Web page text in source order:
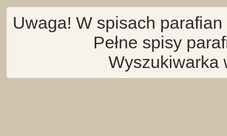
Uwaga! W spisach
Pełne spisy
Wyszukiwarka